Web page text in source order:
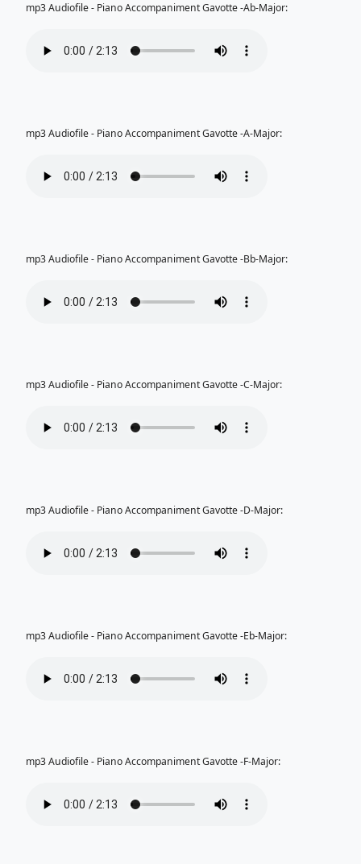
mp3 Audiofile - Piano Accompaniment Gavotte -Ab-Major:
mp3 Audiofile - Piano Accompaniment Gavotte -A-Major:
mp3 Audiofile - Piano Accompaniment Gavotte -Bb-Major:
mp3 Audiofile - Piano Accompaniment Gavotte -C-Major:
mp3 Audiofile - Piano Accompaniment Gavotte -D-Major:
mp3 Audiofile - Piano Accompaniment Gavotte -Eb-Major:
mp3 Audiofile - Piano Accompaniment Gavotte -F-Major: